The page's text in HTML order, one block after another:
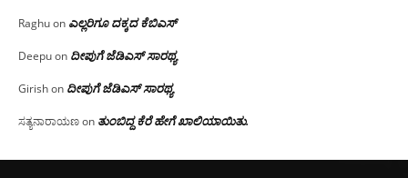
Raghuon ಎಲ್ಲರಿಗೂ ದಕ್ಕದ ಕೆಬಿಎಸ್
Deepuon ದೀಪುಗೆ ಜೆಡಿಎಸ್ ಸಾರಥ್ಯ
Girishon ದೀಪುಗೆ ಜೆಡಿಎಸ್ ಸಾರಥ್ಯ
ಸತ್ಯನಾರಾಯಣon ತುಂಬಿದ್ದ ಕೆರೆ ಹೇಗೆ ಖಾಲಿಯಾಯಿತು.